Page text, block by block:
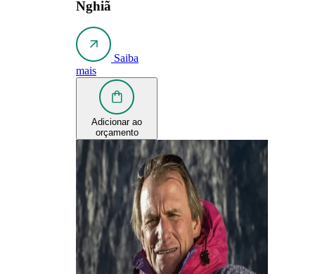
Nghiã
Saiba
mais
Adicionar ao
orçamento